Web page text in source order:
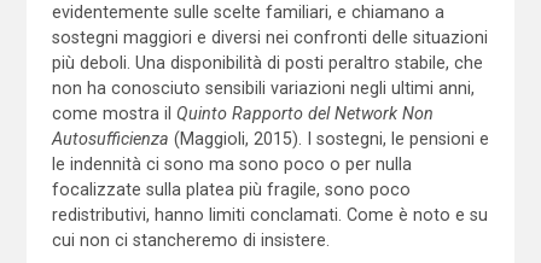
evidentemente sulle scelte familiari, e chiamano a
sostegni maggiori e diversi nei confronti delle situazioni
più deboli. Una disponibilità di posti peraltro stabile, che
non ha conosciuto sensibili variazioni negli ultimi anni,
come mostra il Quinto Rapporto del Network Non
Autosufficienza (Maggioli, 2015). I sostegni, le pensioni e
le indennità ci sono ma sono poco o per nulla
focalizzate sulla platea più fragile, sono poco
redistributivi, hanno limiti conclamati. Come è noto e su
cui non ci stancheremo di insistere.